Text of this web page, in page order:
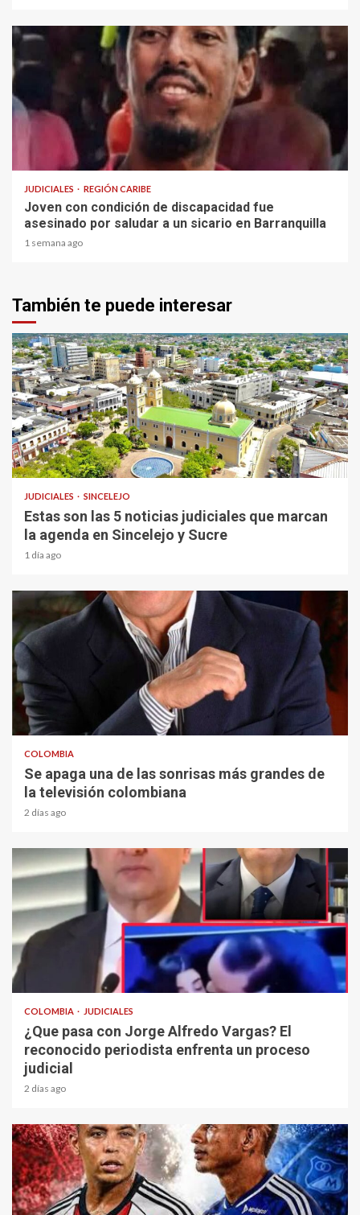
JUDICIALES REGIÓN CARIBE
Joven con condición de discapacidad fue
asesinado por saludar a un sicario en Barranquilla
1 semana ago
También te puede interesar
1 min read
JUDICIALES SINCELEJO
Estas son las 5 noticias judiciales que marcan
la agenda en Sincelejo y Sucre
1 día ago
1 min read
COLOMBIA
Se apaga una de las sonrisas más grandes de
la televisión colombiana
2 días ago
COLOMBIA JUDICIALES
¿Que pasa con Jorge Alfredo Vargas? El
reconocido periodista enfrenta un proceso
judicial
2 días ago